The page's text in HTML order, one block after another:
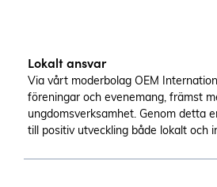
Lokalt ansvar
Via vårt moderbolag OEM
föreningar och evenemang, främst
ungdomsverksamhet. Genom detta
till positiv utveckling både lokalt och